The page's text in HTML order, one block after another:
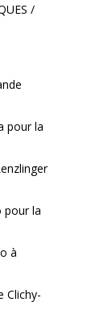
/
pour la
pour la
à
Clichy-